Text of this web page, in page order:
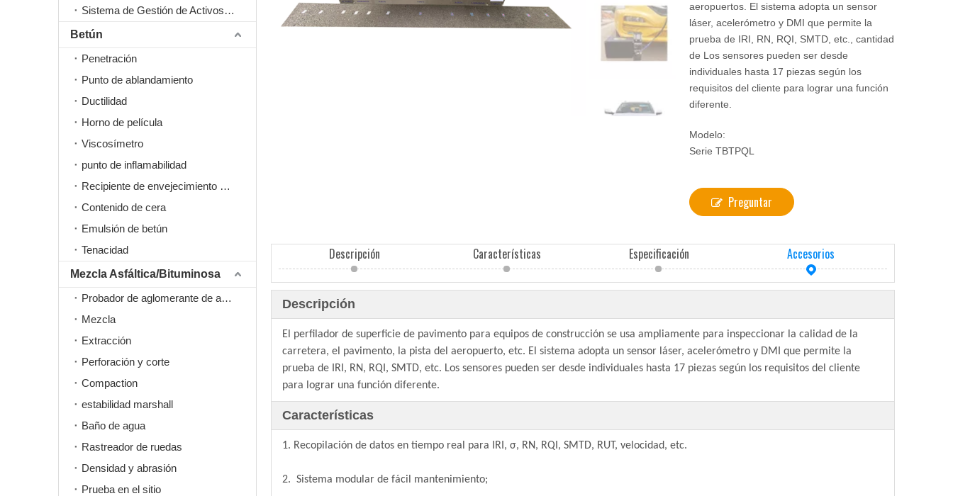
Sistema de Gestión de Activos Viales
Betún
Penetración
Punto de ablandamiento
Ductilidad
Horno de película
Viscosímetro
punto de inflamabilidad
Recipiente de envejecimiento a presión PAV
Contenido de cera
Emulsión de betún
Tenacidad
Mezcla Asfáltica/Bituminosa
Probador de aglomerante de asfalto
Mezcla
Extracción
Perforación y corte
Compaction
estabilidad marshall
Baño de agua
Rastreador de ruedas
Densidad y abrasión
Prueba en el sitio
aeropuertos. El sistema adopta un sensor
láser, acelerómetro y DMI que permite la
prueba de IRI, RN, RQI, SMTD, etc., cantidad
de Los sensores pueden ser desde
individuales hasta 17 piezas según los
requisitos del cliente para lograr una función
diferente.
Modelo:
Serie TBTPQL
Preguntar
Descripción Características Especificación Accesorios
Descripción
El perfilador de superficie de pavimento para equipos de construcción se usa ampliamente para inspeccionar la calidad de la
carretera, el pavimento, la pista del aeropuerto, etc. El sistema adopta un sensor láser, acelerómetro y DMI que permite la
prueba de IRI, RN, RQI, SMTD, etc. Los sensores pueden ser desde individuales hasta 17 piezas según los requisitos del cliente
para lograr una función diferente.
Características
1. Recopilación de datos en tiempo real para IRI, σ, RN, RQI, SMTD, RUT, velocidad, etc.
2. Sistema modular de fácil mantenimiento;